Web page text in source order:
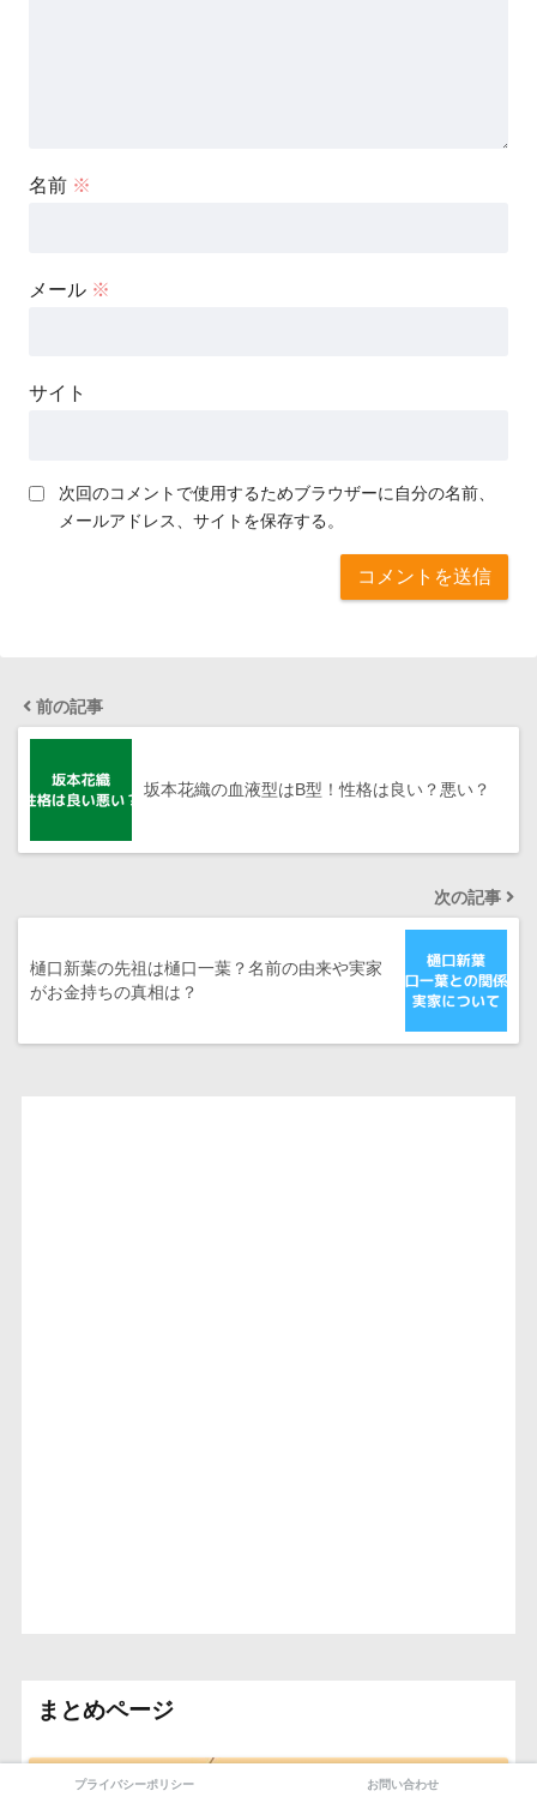
名前 ※
メール ※
サイト
次回のコメントで使用するためブラウザーに自分の名前、
メールアドレス、サイトを保存する。
前の記事
坂本花織の血液型はB型！性格は良い？悪い？
次の記事
樋口新葉の先祖は樋口一葉？名前の由来や実家
がお金持ちの真相は？
まとめページ
プライバシーポリシー お問い合わせ